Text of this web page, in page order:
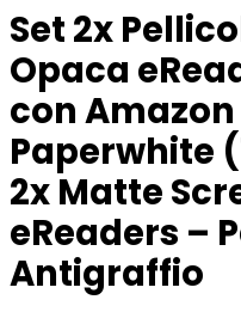
Set 2x
Opaca
con
Paperwhite
2x Matte
eReaders –
Antigraffio